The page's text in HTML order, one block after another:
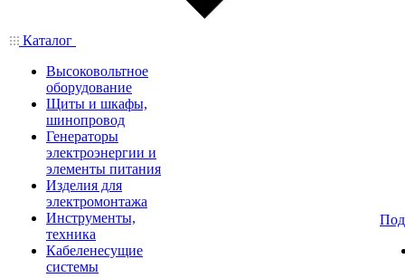
Каталог
Высоковольтное
оборудование
Щиты и шкафы,
шинопровод
Генераторы
электроэнергии и
элементы питания
Изделия для
электромонтажа
Инструменты,
техника
Кабеленесущие
системы